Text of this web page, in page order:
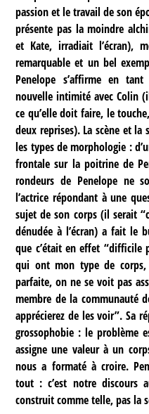
passion et le travail de son
présente pas la moindre
et Kate, irradiait l’écran),
remarquable et un bel
Penelope s’affirme en
nouvelle intimité avec Colin
ce qu’elle doit faire, le
deux reprises). La scène et
les types de morphologie :
frontale sur la poitrine de
rondeurs de Penelope ne
l’actrice répondant à une
sujet de son corps (il serait
dénudée à l’écran) a fait le
que c’était en effet “difficile
qui ont mon type de
parfaite, on ne se voit pas
membre de la communauté
apprécierez de les voir”. Sa
grossophobie : le problème
assigne une valeur à un
nous a formaté à croire.
tout : c’est notre discours
construit comme telle, pas la